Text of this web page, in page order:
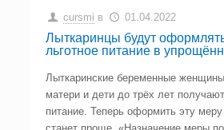
cursmi в 01.04.2022
Лыткаринцы будут
льготное питание в
Лыткаринские беременные
матери и дети до трёх лет
питание. Теперь оформить эту